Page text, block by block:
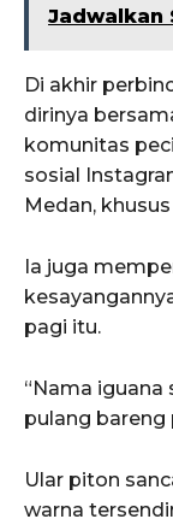
Jadwalkan
Di akhir
dirinya
komunitas
sosial
Medan,
Ia juga
pagi itu.
“Nama iguana
pulang bareng
Ular piton
warna